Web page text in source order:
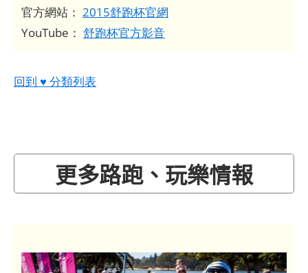
官方網站： 2015舒跑杯官網
YouTube： 舒跑杯官方影音
回到 ♥ 分類列表
更多路跑、玩樂情報